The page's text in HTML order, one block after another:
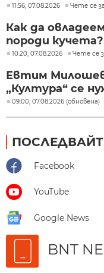
11:56, 07.08.2026 Чете се
Как да
породи кучета?
10:20, 07.08.2026 Чете се
Евтим
„Култура“ се
09:00, 07.08.2026 (обновена)
Facebook
YouTube
Google News
BNT